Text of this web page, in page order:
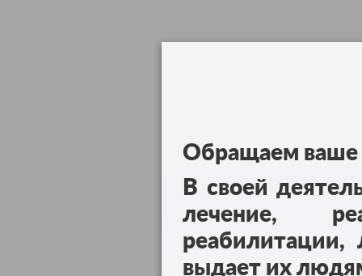
Обращаем ваше
В своей
лечение,
реабилитации,
выдает их